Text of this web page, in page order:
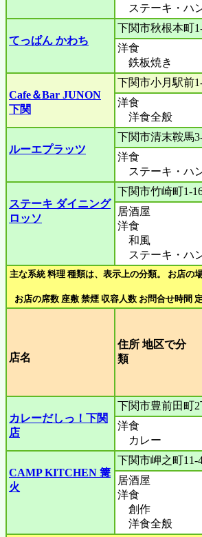
ステーキ・ハ
てっぱん かわち
下関市秋根本町
洋食
鉄板焼き
Cafe＆Bar JUNON
下関
下関市小月駅前
洋食
洋食全般
ルーエプラッツ
下関市清末鞍馬
洋食
ステーキ・ハ
ステーキ ダイニング
ロッソ
下関市竹崎町1-
居酒屋
洋食
和風
ステーキ・ハ
主な系統 料理 種類は、表示上の分類。 お店の
お店の席数 座敷 禁煙 収容人数 お問合せ時間
店名
住所 地区で分
カレーだしっ！下関
店
下関市豊前田町2
洋食
カレー
CAMP KITCHEN 篝
火
下関市岬之町11-
居酒屋
洋食
創作
洋食全般